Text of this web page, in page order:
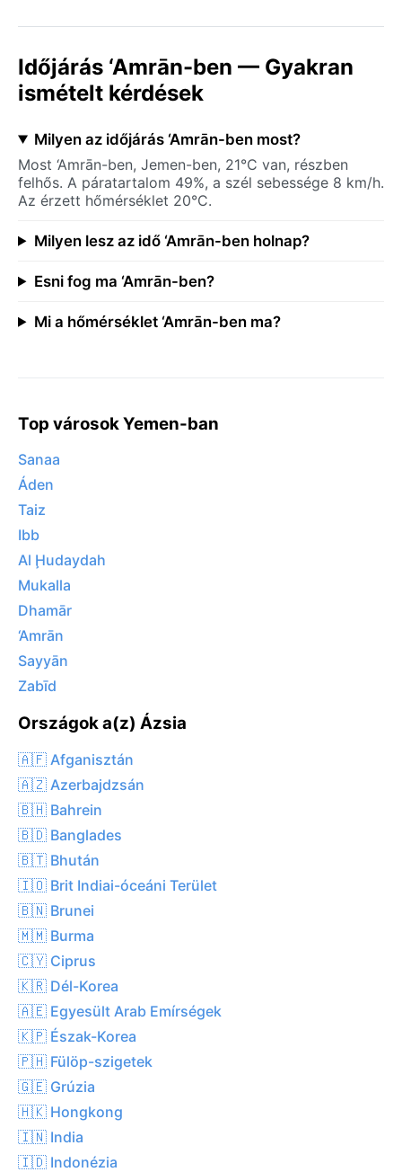
Időjárás ‘Amrān-ben — Gyakran
ismételt kérdések
Milyen az időjárás ‘Amrān-ben most?
Most ‘Amrān-ben, Jemen-ben, 21°C van, részben
felhős. A páratartalom 49%, a szél sebessége 8 km/h.
Az érzett hőmérséklet 20°C.
Milyen lesz az idő ‘Amrān-ben holnap?
Esni fog ma ‘Amrān-ben?
Mi a hőmérséklet ‘Amrān-ben ma?
Top városok Yemen-ban
Sanaa
Áden
Taiz
Ibb
Al Ḩudaydah
Mukalla
Dhamār
‘Amrān
Sayyān
Zabīd
Országok a(z) Ázsia
🇦🇫 Afganisztán
🇦🇿 Azerbajdzsán
🇧🇭 Bahrein
🇧🇩 Banglades
🇧🇹 Bhután
🇮🇴 Brit Indiai-óceáni Terület
🇧🇳 Brunei
🇲🇲 Burma
🇨🇾 Ciprus
🇰🇷 Dél-Korea
🇦🇪 Egyesült Arab Emírségek
🇰🇵 Észak-Korea
🇵🇭 Fülöp-szigetek
🇬🇪 Grúzia
🇭🇰 Hongkong
🇮🇳 India
🇮🇩 Indonézia